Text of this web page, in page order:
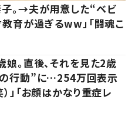
。→夫が用意した“ベビ
育が過ぎるww」「闘魂こ
。直後、それを見た2歳
行動”に…254万回表示
）」「お顔はかなり重症レ